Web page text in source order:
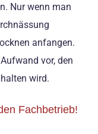
Nur wenn man
anfangen.
vor, den
wird.
Fachbetrieb!